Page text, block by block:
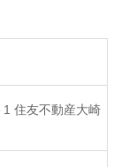
住友不動産大崎